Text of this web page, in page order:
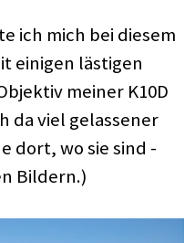
ich mich bei diesem
einigen lästigen
meiner K10D
da viel gelassener
dort, wo sie sind -
Bildern.)